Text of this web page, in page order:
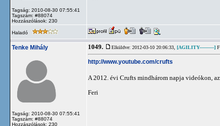
Tagság: 2010-08-30 07:55:41
Tagszám: #88074
Hozzászólások: 230
Haladó
Tenke Mihály
Tagság: 2010-08-30 07:55:41
Tagszám: #88074
Hozzászólások: 230
1049. Elküldve: 2012-03-10 20:06:33, [AGILITY----------]
http://www.youtube.com/crufts
A 2012. évi Crufts mindhárom napja videókon,
Feri